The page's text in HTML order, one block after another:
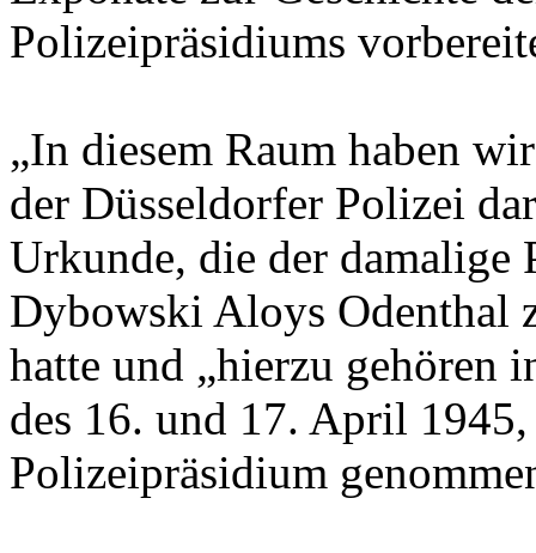
Polizeipräsidiums
„In diesem Raum haben
der Düsseldorfer Polizei
Urkunde, die der damalige
Dybowski Aloys Odenthal
hatte und „hierzu gehören
des 16. und 17. April
Polizeipräsidium